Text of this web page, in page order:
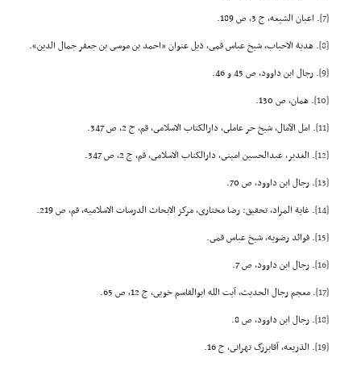
[7] . اعیان الشیعه، ج 3، ص 189.
[8] . هدیة الاحباب، شیخ عباس قمى، ذیل عنوان «احمد بن موسى بن جعفر جمال الدین».
[9] . رجال ابن داوود، ص 45 و 46.
[10]
. همان، ص 130.
[11]
. امل الآمال، شیخ حر عاملى، دارالکتاب الاسلامى، قم، ج 2، ص 347.
[12]
. الغدیر، عبدالحسین امینى، دارالکتاب الاسلامى، قم، ج 2، ص 347.
[13]
. رجال ابن داوود، ص 70.
[14]
. غایة المراد، تحقیق: رضا مختارى، مرکز الابحاث الدرسات الاسلامیه، قم، ص 219.
[15]
. فوائد رضویه، شیخ عباس قمى.
[16]
. رجال ابن داوود، ص 7.
[17]
. معجم رجال الحدیث، آیت الله ابوالقاسم خویى، ج 12، ص 65.
[18]
. رجال ابن داوود، ص 8.
[19]
. الذریعه، آقابزرگ تهرانى، ج 16.